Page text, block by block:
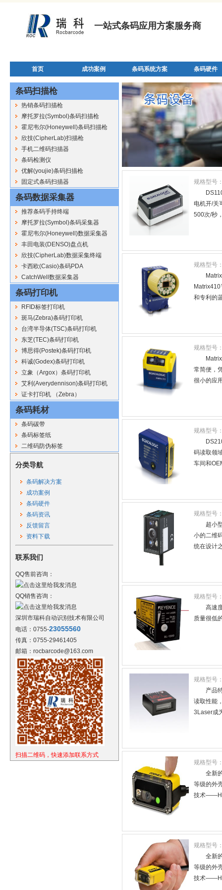
一站式条码应用方案服务商
首页 成功案例 条码系统方案 条码硬件
条码扫描枪
热销条码扫描枪
摩托罗拉(Symbol)条码扫描枪
霍尼韦尔(Honeywell)条码扫描枪
欣技(CipherLab)扫描枪
手机二维码扫描器
条码检测仪
优解(youjie)条码扫描枪
固定式条码扫描器
条码数据采集器
推荐条码手持终端
摩托罗拉(Symbol)条码采集器
霍尼韦尔(Honeywell)数据采集器
丰田电装(DENSO)盘点机
欣技(CipherLab)数据采集终端
卡西欧(Casio)条码PDA
CatchWell数据采集器
条码打印机
RFID标签打印机
斑马(Zebra)条码打印机
台湾半导体(TSC)条码打印机
东芝(TEC)条码打印机
博思得(Postek)条码打印机
科诚(Godex)条码打印机
立象（Argox）条码打印机
艾利(Averydennison)条码打印机
证卡打印机 （Zebra）
条码耗材
条码碳带
条码标签纸
二维码防伪标签
分类导航
条码解决方案
成功案例
条码硬件
条码资讯
反馈留言
资料下载
联系我们
QQ售前咨询：
QQ销售咨询：
深圳市瑞科自动识别技术有限公司
电话：0755-23055560
传真：0755-29461405
邮箱：rocbarcode@163.com
扫描二维码，快速添加联系方式
规格型号
电机开/关
500次/秒
规格型号
和专利的
规格型号
常简便，
很小的应
规格型号
码读取领
车间和
规格型号
超小
小的二维
统在设计
规格型号
高速
质量很低
规格型号
产品
读取性能
3Laser成
规格型号
全新
等级的外
技术
规格型号
全新
等级的外
技术